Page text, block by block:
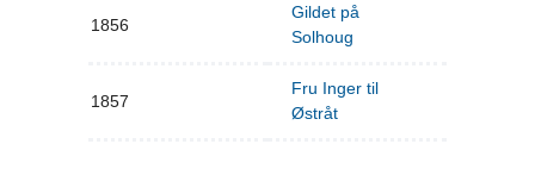
1856
Gildet på
Solhoug
1857
Fru Inger til
Østråt